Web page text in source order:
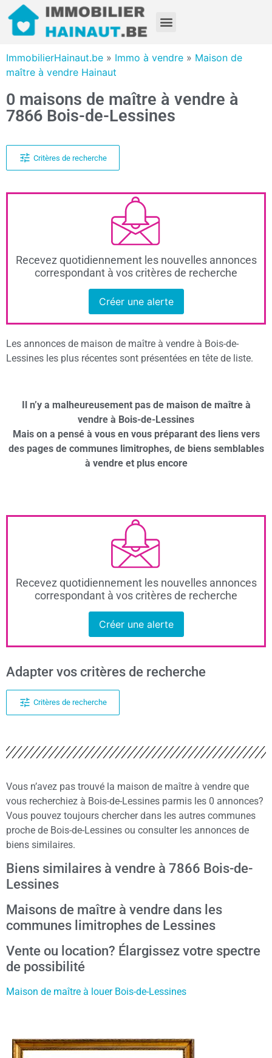
ImmobilierHainaut.be » Immo à vendre » Maison de
maître à vendre Hainaut
0 maisons de maître à vendre à
7866 Bois-de-Lessines
Critères de recherche
Recevez quotidiennement les nouvelles annonces
correspondant à vos critères de recherche
Créer une alerte
Les annonces de maison de maître à vendre à Bois-de-
Lessines les plus récentes sont présentées en tête de liste.
Il n’y a malheureusement pas de maison de maître à
vendre à Bois-de-Lessines
Mais on a pensé à vous en vous préparant des liens vers
des pages de communes limitrophes, de biens semblables
à vendre et plus encore
Recevez quotidiennement les nouvelles annonces
correspondant à vos critères de recherche
Créer une alerte
Adapter vos critères de recherche
Critères de recherche
Vous n’avez pas trouvé la maison de maître à vendre que
vous recherchiez à Bois-de-Lessines parmis les 0 annonces?
Vous pouvez toujours chercher dans les autres communes
proche de Bois-de-Lessines ou consulter les annonces de
biens similaires.
Biens similaires à vendre à 7866 Bois-de-
Lessines
Maisons de maître à vendre dans les
communes limitrophes de Lessines
Vente ou location? Élargissez votre spectre
de possibilité
Maison de maître à louer Bois-de-Lessines